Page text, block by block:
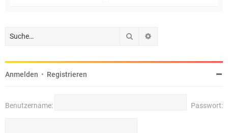
Suche
Anmelden • Registrieren
Benutzername: Passwort: